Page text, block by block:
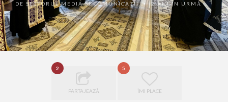
DE SECTORUL MEDIA ȘI COMUNICAȚII •2 ANI ÎN URMĂ
2
PARTAJEAZĂ
5
ÎMI PLACE